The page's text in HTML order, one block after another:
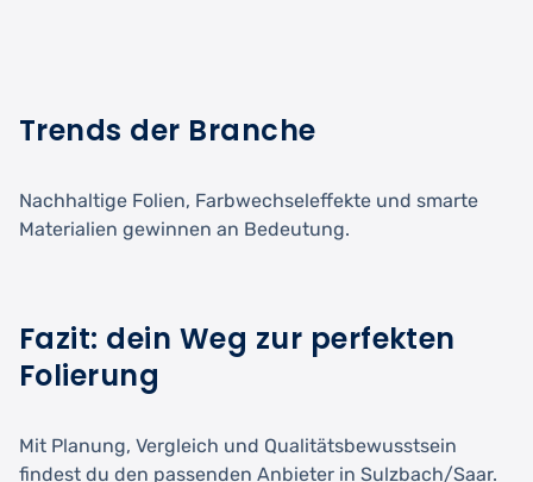
Trends der Branche
Nachhaltige Folien, Farbwechseleffekte und smarte
Materialien gewinnen an Bedeutung.
Fazit: dein Weg zur perfekten
Folierung
Mit Planung, Vergleich und Qualitätsbewusstsein
findest du den passenden Anbieter in Sulzbach/Saar.